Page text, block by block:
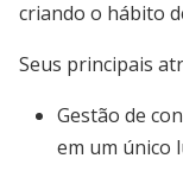
criando o hábito
Seus principais
Gestão de
em um único